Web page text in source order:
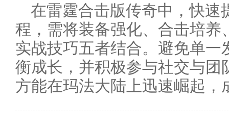
在雷霆合击版传奇中，快速
程，需将装备强化、合击培养
实战技巧五者结合。避免单一
衡成长，并积极参与社交与团
方能在玛法大陆上迅速崛起，